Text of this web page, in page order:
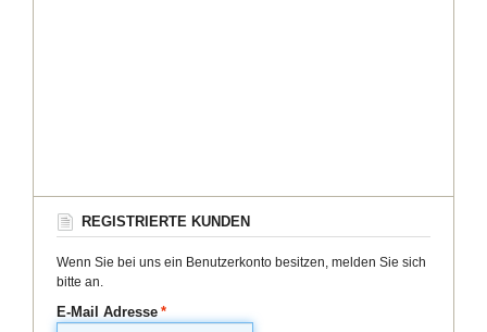
REGISTRIERTE KUNDEN
Wenn Sie bei uns ein Benutzerkonto besitzen, melden Sie sich
bitte an.
*
E-Mail Adresse